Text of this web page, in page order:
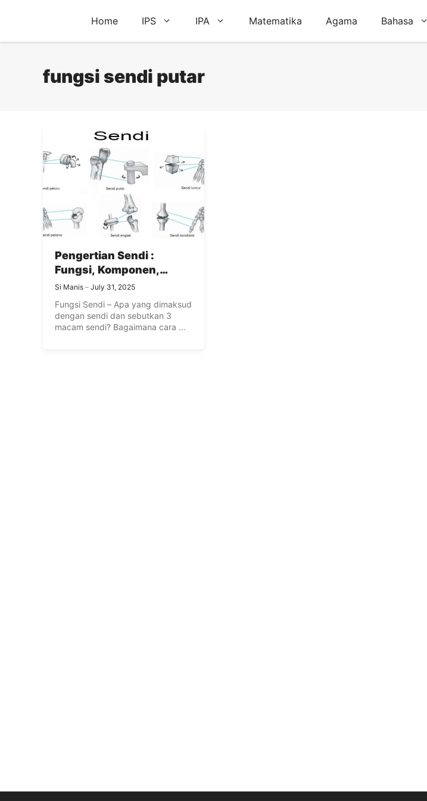
Home IPS IPA Matematika Agama Bahasa
fungsi sendi putar
Pengertian Sendi :
Fungsi, Komponen,
Macam, Letak,
Pergerakan dan Penyakit
Sendi Pada Manusia
Si Manis July 31, 2025
Fungsi Sendi – Apa yang dimaksud
dengan sendi dan sebutkan 3
macam sendi? Bagaimana cara ...